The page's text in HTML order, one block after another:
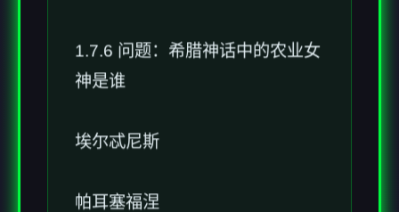
1.7.6 问题：希腊神话中的农业女
神是谁
埃尔忒尼斯
帕耳塞福涅